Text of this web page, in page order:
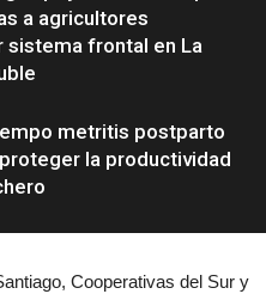
a agricultores
sistema frontal en La
metritis postparto
la productividad
Cooperativas del Sur y